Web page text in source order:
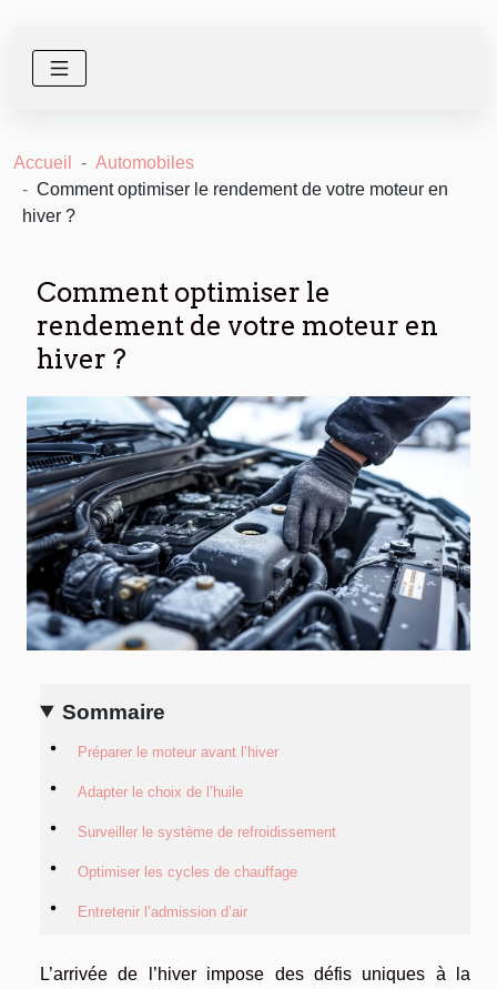
Accueil
Automobiles
Comment optimiser le rendement de votre moteur en
hiver ?
Comment optimiser le
rendement de votre moteur en
hiver ?
Sommaire
Préparer le moteur avant l’hiver
Adapter le choix de l’huile
Surveiller le système de refroidissement
Optimiser les cycles de chauffage
Entretenir l’admission d’air
L’arrivée de l’hiver impose des défis uniques à la